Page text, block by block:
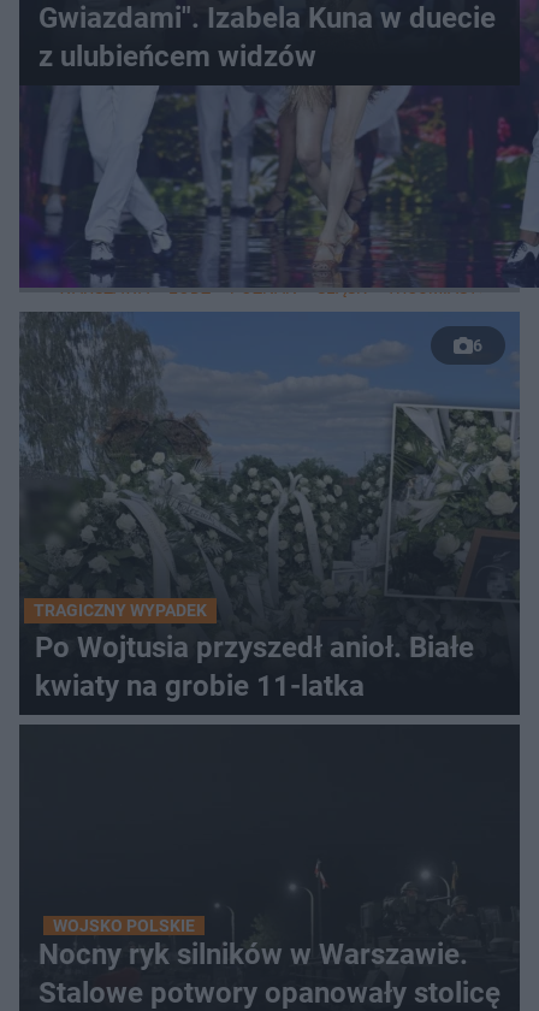
Gwiazdami". Izabela Kuna w duecie
z ulubieńcem widzów
WIĘCEJ
LOKALNE
WARSZAWA ŁÓDŹ POZNAŃ ŚLĄSK TRÓJMIASTO
6
TRAGICZNY WYPADEK
Po Wojtusia przyszedł anioł. Białe
kwiaty na grobie 11-latka
WOJSKO POLSKIE
Nocny ryk silników w Warszawie.
Stalowe potwory opanowały stolicę